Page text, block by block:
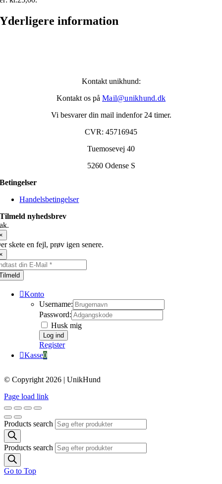
Yderligere information
Kontakt unikhund:
Kontakt os på Mail@unikhund.dk
Vi besvarer din mail indenfor 24 timer.
CVR: 45716945
Tuemosevej 40
5260 Odense S
Betingelser
Handelsbetingelser
Tilmeld nyhedsbrev
skete en fejl, prøv igen senere.
Konto
Username:
Password:
Husk mig
Register
Kasse0
© Copyright 2026 | UnikHund
Page load link
Products search
Products search
Go to Top